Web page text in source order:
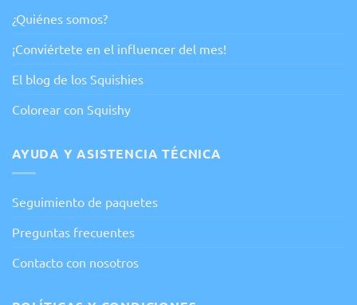
¿Quiénes somos?
¡Conviértete en el influencer del mes!
El blog de los Squishies
Colorear con Squishy
AYUDA Y ASISTENCIA TÉCNICA
Seguimiento de paquetes
Preguntas frecuentes
Contacto con nosotros